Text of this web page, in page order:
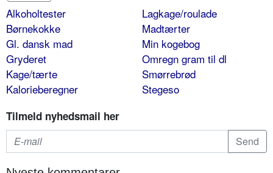
Alkoholtester
Børnekokke
Gl. dansk mad
Gryderet
Kage/tærte
Kalorieberegner
Lagkage/roulade
Madtærter
Min kogebog
Omregn gram til dl
Smørrebrød
Stegeso
Tilmeld nyhedsmail her